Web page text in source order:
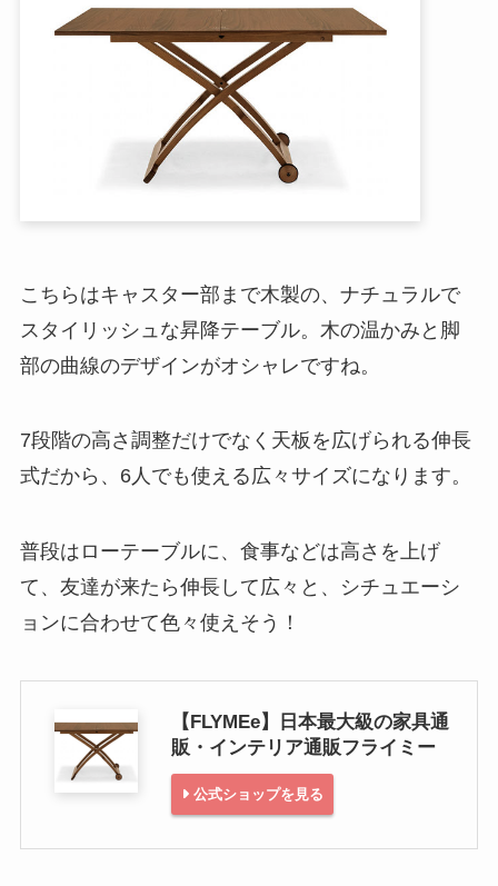
こちらはキャスター部まで木製の、ナチュラルで
スタイリッシュな昇降テーブル。木の温かみと脚
部の曲線のデザインがオシャレですね。
7段階の高さ調整だけでなく天板を広げられる伸長
式だから、6人でも使える広々サイズになります。
普段はローテーブルに、食事などは高さを上げ
て、友達が来たら伸長して広々と、シチュエーシ
ョンに合わせて色々使えそう！
【FLYMEe】日本最大級の家具通
販・インテリア通販フライミー
公式ショップを見る